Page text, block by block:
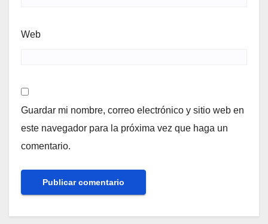
Web
Guardar mi nombre, correo electrónico y sitio web en
este navegador para la próxima vez que haga un
comentario.